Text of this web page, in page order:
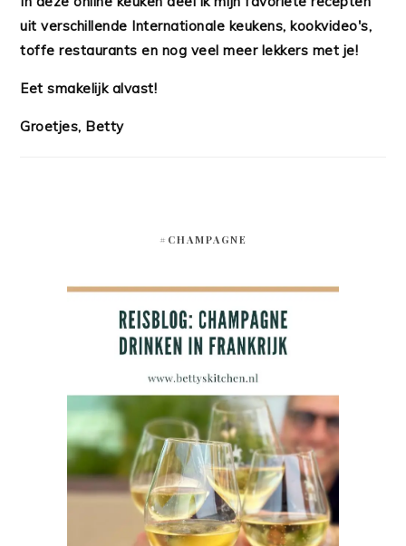
uit verschillende Internationale keukens, kookvideo's,
toffe restaurants en nog veel meer lekkers met je!
Eet smakelijk alvast!
Groetjes, Betty
#CHAMPAGNE